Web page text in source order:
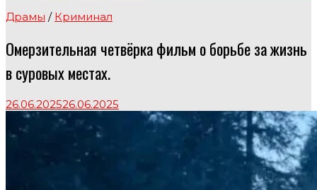
Драмы / Криминал
Омерзительная четвёрка фильм о борьбе за жизнь
в суровых местах.
26.06.202526.06.2025